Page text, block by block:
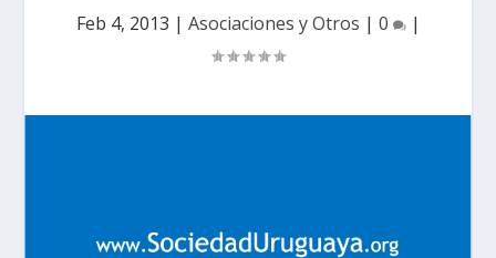
Feb 4, 2013 | Asociaciones y Otros | 0 |